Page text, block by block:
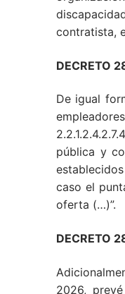
contratista,
DECRETO
De igual
pública y
caso el
oferta (…)”.
DECRETO
2026,